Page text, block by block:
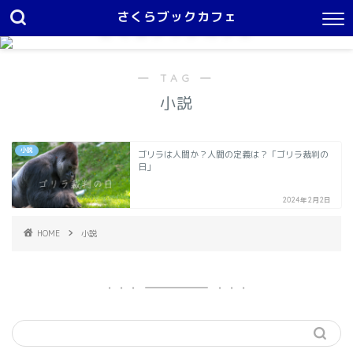
さくらブックカフェ
さくらブックカフェ
― TAG ―
小説
小説
ゴリラは人間か？人間の定義は？「ゴリラ裁判の
日」
2024年2月2日
HOME 小説